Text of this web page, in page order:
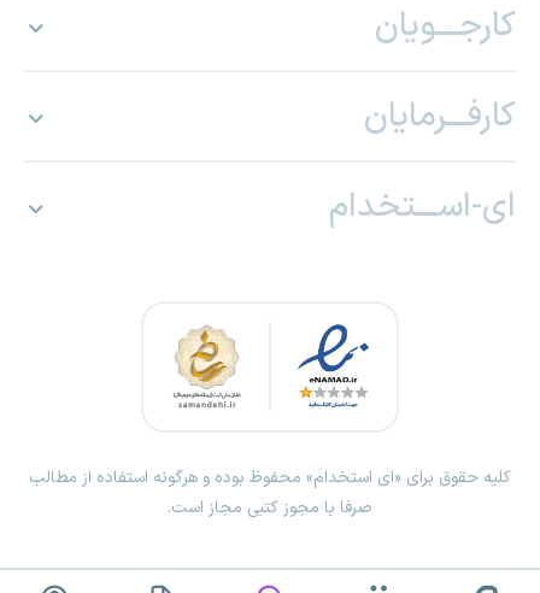
کارجـــویان
کارفـــرمایان
ای-اســـتخدام
کلیه حقوق برای «ای استخدام» محفوظ بوده و هرگونه استفاده از مطالب
صرفا با مجوز کتبی مجاز است.